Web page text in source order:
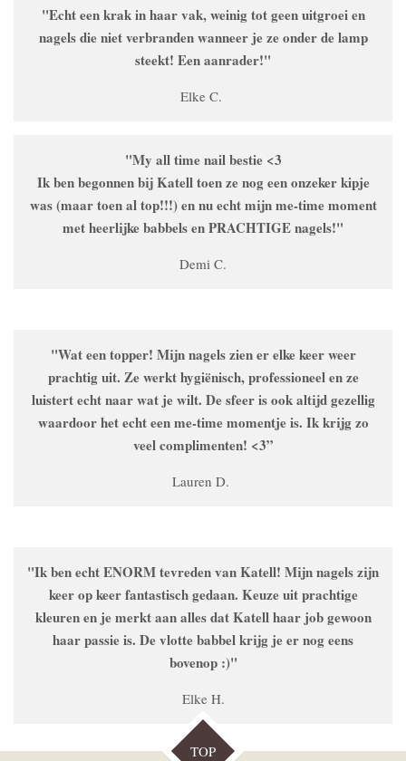
"Echt een krak in haar vak, weinig tot geen uitgroei en
nagels die niet verbranden wanneer je ze onder de lamp
steekt! Een aanrader!"
Elke C.
"My all time nail bestie <3
Ik ben begonnen bij Katell toen ze nog een onzeker kipje
was (maar toen al top!!!) en nu echt mijn me-time moment
met heerlijke babbels en PRACHTIGE nagels!"
Demi C.
"Wat een topper! Mijn nagels zien er elke keer weer
prachtig uit. Ze werkt hygiënisch, professioneel en ze
luistert echt naar wat je wilt. De sfeer is ook altijd gezellig
waardoor het echt een me-time momentje is. Ik krijg zo
veel complimenten! <3”
Lauren D.
"Ik ben echt ENORM tevreden van Katell! Mijn nagels zijn
keer op keer fantastisch gedaan. Keuze uit prachtige
kleuren en je merkt aan alles dat Katell haar job gewoon
haar passie is. De vlotte babbel krijg je er nog eens
bovenop :)"
Elke H.
TOP